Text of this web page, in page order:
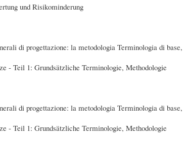
und Risikominderung
di progettazione: la metodologia Terminologia di base,
- Teil 1: Grundsätzliche Terminologie, Methodologie
di progettazione: la metodologia Terminologia di base,
- Teil 1: Grundsätzliche Terminologie, Methodologie